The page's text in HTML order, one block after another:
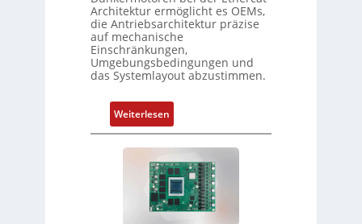
h
u
n
g
u
n
g
u
n
Z
u
s
t
a
n
d
s
o
r
g
t
f
ü
r
m
e
h
r
Architektur ermöglicht es OEMs,
die Antriebsarchitektur präzise
auf mechanische
Einschränkungen,
Umgebungsbedingungen und
das Systemlayout abzustimmen.
Weiterlesen:
F
l
e
x
i
b